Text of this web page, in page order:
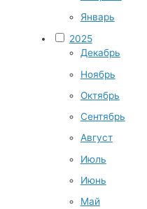
Январь
2025
Декабрь
Ноябрь
Октябрь
Сентябрь
Август
Июль
Июнь
Май